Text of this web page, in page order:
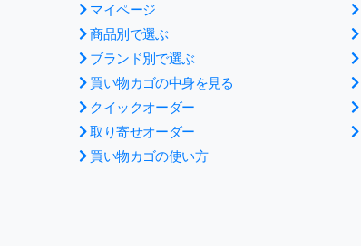
マイページ
商品別で選ぶ
ブランド別で選ぶ
買い物カゴの中身を見る
クイックオーダー
取り寄せオーダー
買い物カゴの使い方